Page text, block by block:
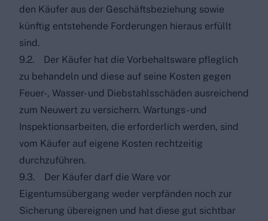
den Käufer aus der Geschäftsbeziehung sowie
künftig entstehende Forderungen hieraus erfüllt
sind.
9.2. Der Käufer hat die Vorbehaltsware pfleglich
zu behandeln und diese auf seine Kosten gegen
Feuer-, Wasser- und Diebstahlsschäden ausreichend
zum Neuwert zu versichern. Wartungs- und
Inspektionsarbeiten, die erforderlich werden, sind
vom Käufer auf eigene Kosten rechtzeitig
durchzuführen.
9.3. Der Käufer darf die Ware vor
Eigentumsübergang weder verpfänden noch zur
Sicherung übereignen und hat diese gut sichtbar